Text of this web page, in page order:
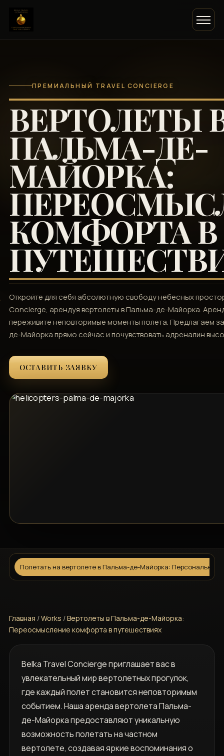
ПРЕМИАЛЬНЫЙ TRAVEL CONCIERGE
ВЕРТОЛЕТЫ
ПАЛЬМА-ДЕ-
МАЙОРКА:
КОМФОРТА В
Откройте для себя абсолютную свободу небесных
Concierge, арендуя вертолеты в Пальма-де-Майорка.
переживите неповторимые моменты полета. Предлагаем
де-Майорка прямо сейчас и почувствовать адреналин
ОСТАВИТЬ ЗАЯВКУ
Полетать на вертолете в Пальма-де-Майорка: Персональное
Главная /Works /Вертолеты в Пальма-де-Майорка:
Переосмысление комфорта в путешествиях
Belka Travel Concierge приглашает вас в
увлекательный мир вертолетных прогулок,
где каждый полет становится неповторимым
событием. Наша аренда вертолета Пальма-
де-Майорка предоставляют уникальную
возможность полетать на частном
вертолете, создавая яркие воспоминания о